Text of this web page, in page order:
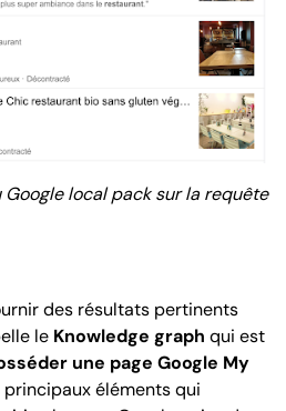
Google local pack sur la requête
des résultats pertinents
le Knowledge graph qui est
une page Google My
éléments qui